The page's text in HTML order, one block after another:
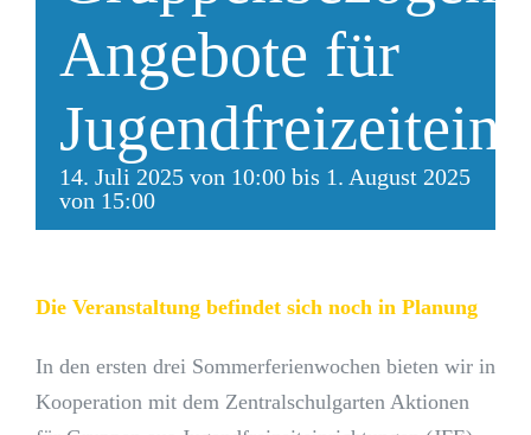
Angebote für
14. Juli 2025 von 10:00 bis 1. August 2025
von 15:00
Die Veranstaltung befindet sich noch in Planung
In den ersten drei Sommerferienwochen bieten wir in
Kooperation mit dem Zentralschulgarten Aktionen